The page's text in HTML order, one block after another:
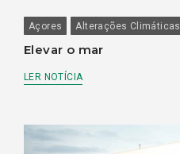
Açores Alterações Climáticas
Elevar o mar
LER NOTÍCIA